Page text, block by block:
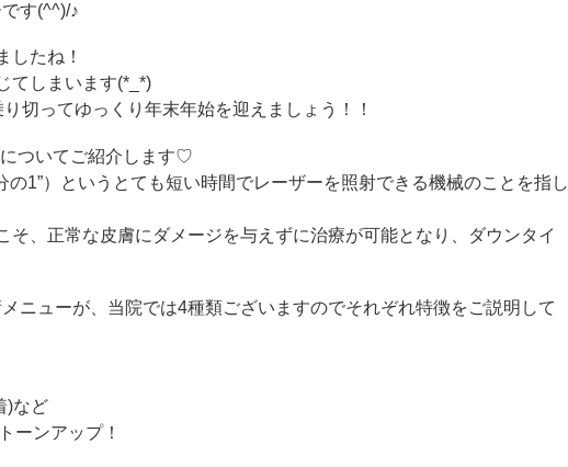
す(^^)/♪
したね！
てしまいます(*_*)
切ってゆっくり年末年始を迎えましょう！！
ついてご紹介します♡
の1”）というとても短い時間でレーザーを照射できる機械のことを指し
そ、正常な皮膚にダメージを与えずに治療が可能となり、ダウンタイ
ニューが、当院では4種類ございますのでそれぞれ特徴をご説明して
)など
ーンアップ！